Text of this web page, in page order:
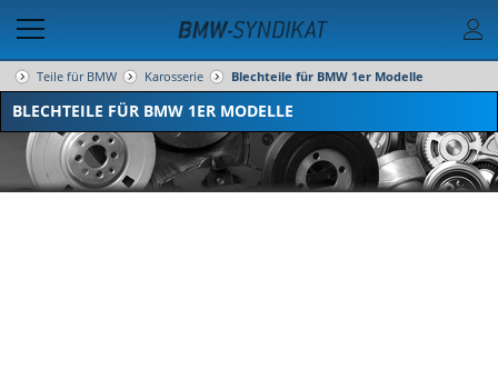
Teile für BMW Karosserie Blechteile für BMW 1er Modelle
BLECHTEILE FÜR BMW 1ER MODELLE